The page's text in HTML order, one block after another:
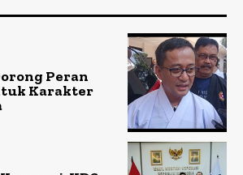
Peran
Karakter